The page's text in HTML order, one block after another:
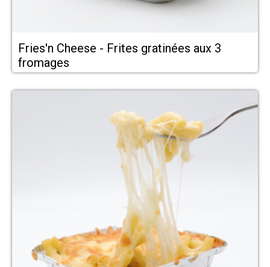
Fries'n Cheese - Frites gratinées aux 3
fromages